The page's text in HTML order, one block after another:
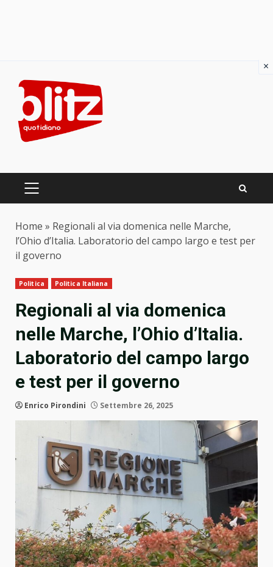
content
PRIMARY
Home » Regionali al via domenica nelle Marche,
l’Ohio d’Italia. Laboratorio del campo largo e test per
il governo
Politica Politica Italiana
Regionali al via domenica
nelle Marche, l’Ohio d’Italia.
Laboratorio del campo largo
e test per il governo
Enrico Pirondini Settembre 26, 2025
×